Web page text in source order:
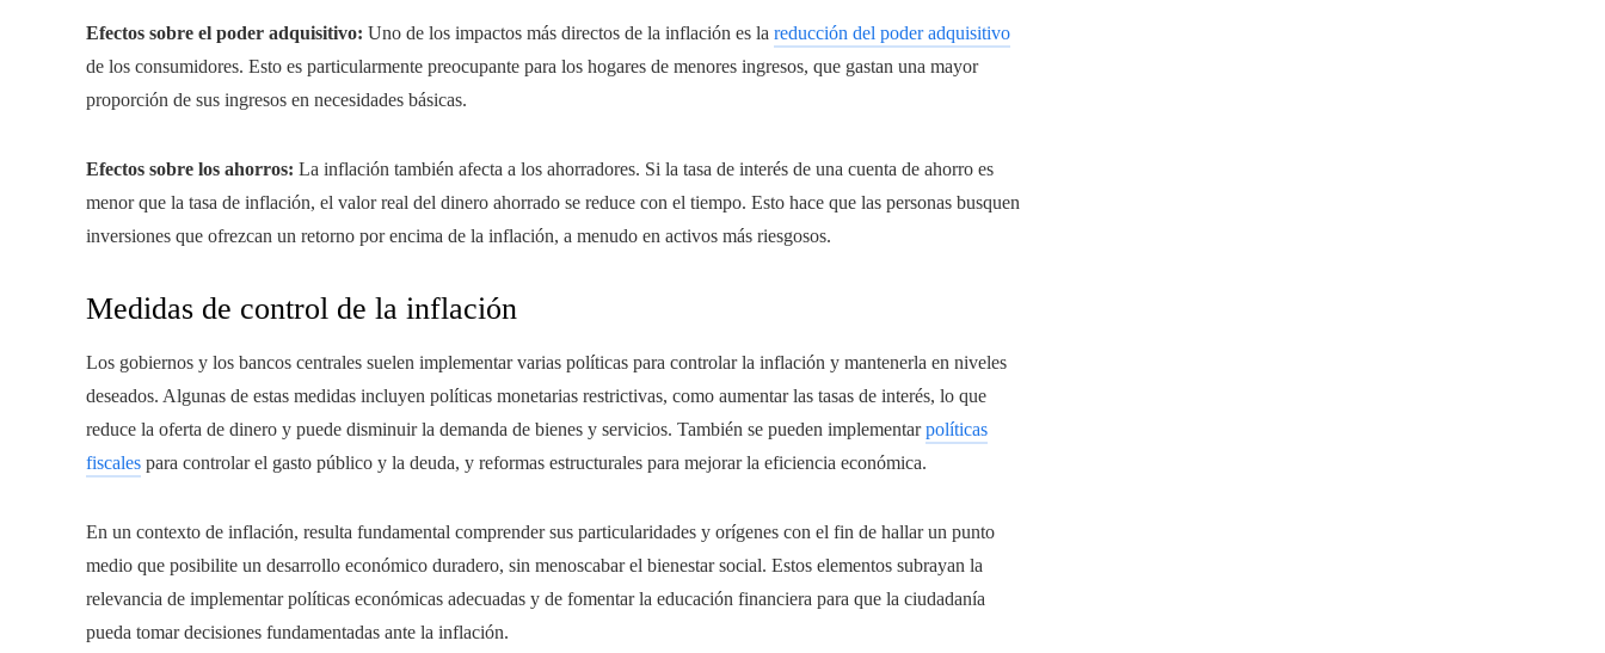
Efectos sobre el poder adquisitivo: Uno de los impactos más directos de la inflación es la reducción del poder adquisitivo
de los consumidores. Esto es particularmente preocupante para los hogares de menores ingresos, que gastan una mayor
proporción de sus ingresos en necesidades básicas.
Efectos sobre los ahorros: La inflación también afecta a los ahorradores. Si la tasa de interés de una cuenta de ahorro es
menor que la tasa de inflación, el valor real del dinero ahorrado se reduce con el tiempo. Esto hace que las personas busquen
inversiones que ofrezcan un retorno por encima de la inflación, a menudo en activos más riesgosos.
Medidas de control de la inflación
Los gobiernos y los bancos centrales suelen implementar varias políticas para controlar la inflación y mantenerla en niveles
deseados. Algunas de estas medidas incluyen políticas monetarias restrictivas, como aumentar las tasas de interés, lo que
reduce la oferta de dinero y puede disminuir la demanda de bienes y servicios. También se pueden implementarpolíticas
fiscales para controlar el gasto público y la deuda, y reformas estructurales para mejorar la eficiencia económica.
En un contexto de inflación, resulta fundamental comprender sus particularidades y orígenes con el fin de hallar un punto
medio que posibilite un desarrollo económico duradero, sin menoscabar el bienestar social. Estos elementos subrayan la
relevancia de implementar políticas económicas adecuadas y de fomentar la educación financiera para que la ciudadanía
pueda tomar decisiones fundamentadas ante la inflación.